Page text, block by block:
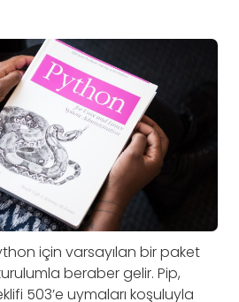
için varsayılan bir paket
beraber gelir. Pip,
503’e uymaları koşuluyla